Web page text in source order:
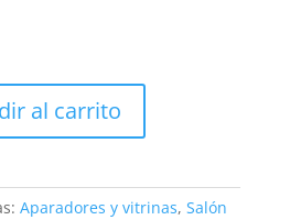
al carrito
Aparadores y vitrinas, Salón